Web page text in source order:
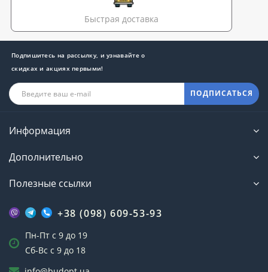
Быстрая доставка
Подпишитесь на рассылку, и узнавайте о
скидках и акциях первыми!
ПОДПИСАТЬСЯ
Информация
Дополнительно
Полезные ссылки
+38 (098) 609-53-93
Пн-Пт с 9 до 19
Сб-Вс с 9 до 18